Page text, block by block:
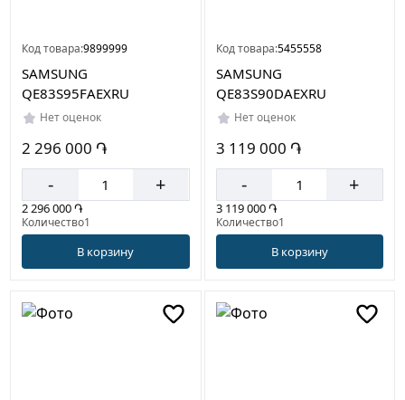
Код товара:9899999
SAMSUNG
QE83S95FAEXRU
Нет оценок
2 296 000 ֏
- +
2 296 000 ֏
Количество1
В корзину
Код товара:5455558
SAMSUNG
QE83S90DAEXRU
Нет оценок
3 119 000 ֏
- +
3 119 000 ֏
Количество1
В корзину